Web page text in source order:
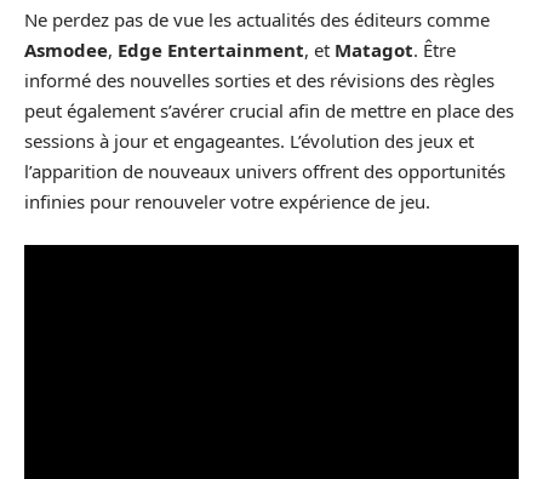
Ne perdez pas de vue les actualités des éditeurs comme
Asmodee, Edge Entertainment, et Matagot. Être
informé des nouvelles sorties et des révisions des règles
peut également s’avérer crucial afin de mettre en place des
sessions à jour et engageantes. L’évolution des jeux et
l’apparition de nouveaux univers offrent des opportunités
infinies pour renouveler votre expérience de jeu.